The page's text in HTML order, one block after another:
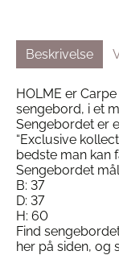
Beskrivelse
HOLME er
sengebord, i et
Sengebordet er
“Exclusive
bedste man kan
Sengebordet
B: 37
D: 37
H: 60
Find
her på siden, og